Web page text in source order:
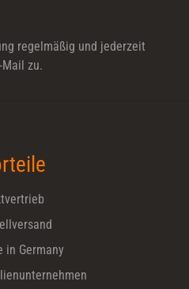
regelmäßig und jederzeit
zu.
in Germany